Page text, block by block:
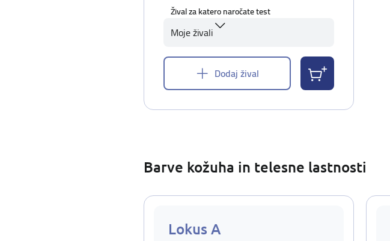
Žival za katero naročate test
Moje živali
Dodaj žival
Barve kožuha in telesne lastnosti
Lokus A